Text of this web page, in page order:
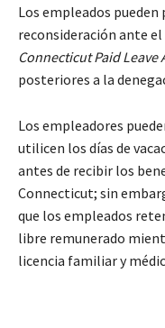
Los empleados
reconsideración ante
Connecticut Paid Leave
posteriores a la
Los empleadores
utilicen los días de
antes de recibir los
Connecticut; sin
que los empleados
libre remunerado
licencia familiar y